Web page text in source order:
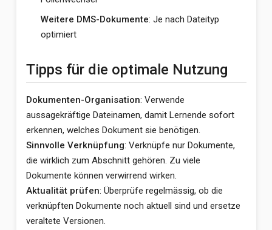
Weitere DMS-Dokumente: Je nach Dateityp
optimiert
Tipps für die optimale Nutzung
Dokumenten-Organisation: Verwende
aussagekräftige Dateinamen, damit Lernende sofort
erkennen, welches Dokument sie benötigen.
Sinnvolle Verknüpfung: Verknüpfe nur Dokumente,
die wirklich zum Abschnitt gehören. Zu viele
Dokumente können verwirrend wirken.
Aktualität prüfen: Überprüfe regelmässig, ob die
verknüpften Dokumente noch aktuell sind und ersetze
veraltete Versionen.